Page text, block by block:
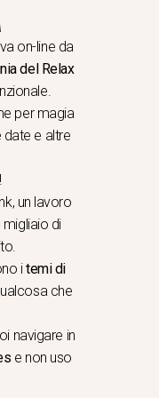
on-line da
del Relax
per magia
date e altre
un lavoro
di
itemi di
che
navigare in
e non uso